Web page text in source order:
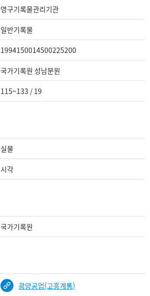
영구기록물관리기관
일반기록물
1994150014500225200
국가기록원 성남분원
115~133 / 19
실물
시각
국가기록원
광양공업(고흥계통)